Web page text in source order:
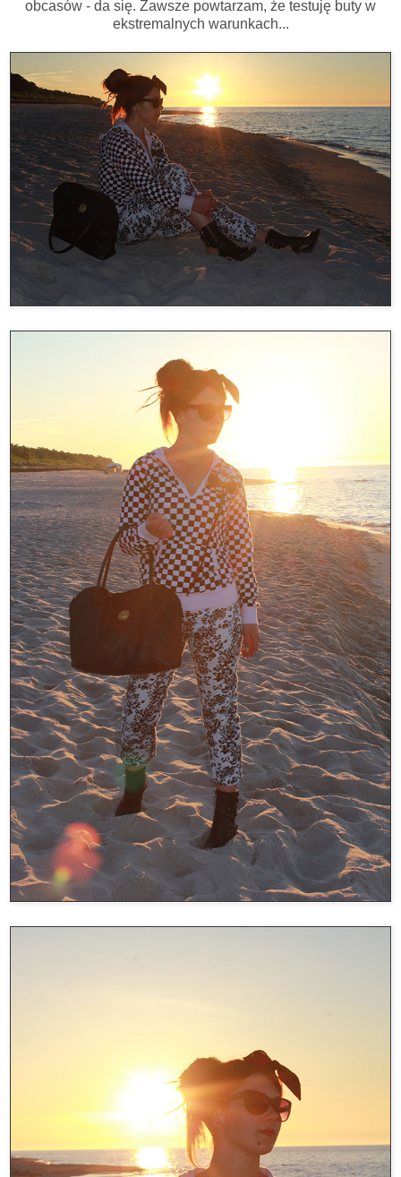
obcasów - da się. Zawsze powtarzam, że testuję buty w
ekstremalnych warunkach...